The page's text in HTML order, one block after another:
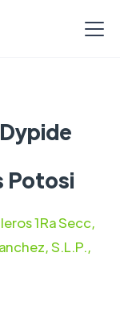
Potosi
1Ra Secc,
S.L.P.,